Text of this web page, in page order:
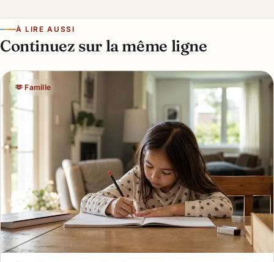
À LIRE AUSSI
Continuez sur la même ligne
🫶 Famille